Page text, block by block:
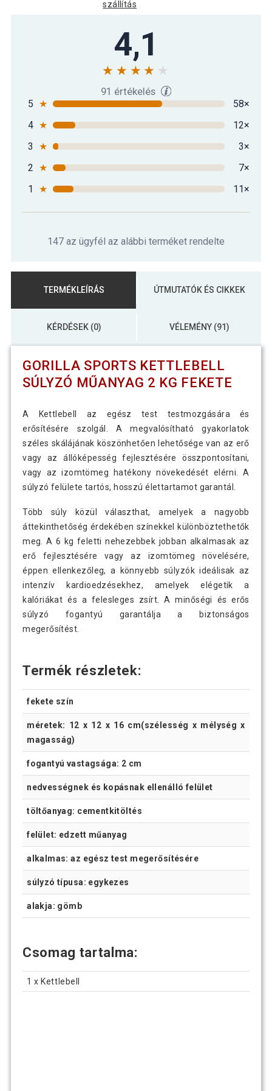
műanyag fekete 16 kg
Gorilla Sports Kettlebell súlyzó
műanyag fekete 3 kg
Gorilla Sports Kettlebell súlyzó
műanyag 8/16 kg
műanyag fekete 30 kg
szállítás
4,1
91 értékelés
5 ★
58×
4 ★
12×
3
★
3×
2 ★
7×
1
★ 11×
147 az ügyfél az alábbi terméket rendelte
TERMÉKLEÍRÁS ÚTMUTATÓK ÉS CIKKEK
KÉRDÉSEK (0) VÉLEMÉNY (91)
GORILLA SPORTS KETTLEBELL
SÚLYZÓ MŰANYAG 2 KG FEKETE
A Kettlebell az egész test testmozgására és
erősítésére szolgál. A megvalósítható gyakorlatok
széles skálájának köszönhetően lehetősége van az erő
vagy az állóképesség fejlesztésére összpontosítani,
vagy az izomtömeg hatékony növekedését elérni. A
súlyzó felülete tartós, hosszú élettartamot garantál.
Több súly közül választhat, amelyek a nagyobb
áttekinthetőség érdekében színekkel különböztethetők
meg. A 6 kg feletti nehezebbek jobban alkalmasak az
erő fejlesztésére vagy az izomtömeg növelésére,
éppen ellenkezőleg, a könnyebb súlyzók ideálisak az
intenzív kardioedzésekhez, amelyek elégetik a
kalóriákat és a felesleges zsírt. A minőségi és erős
súlyzó fogantyú garantálja a biztonságos
megerősítést.
Termék részletek:
fekete szín
méretek: 12 x 12 x 16 cm(szélesség x mélység x
magasság)
fogantyú vastagsága: 2 cm
nedvességnek és kopásnak ellenálló felület
töltőanyag: cementkitöltés
felület: edzett műanyag
alkalmas: az egész test megerősítésére
súlyzó típusa: egykezes
alakja: gömb
Csomag tartalma:
1 x Kettlebell